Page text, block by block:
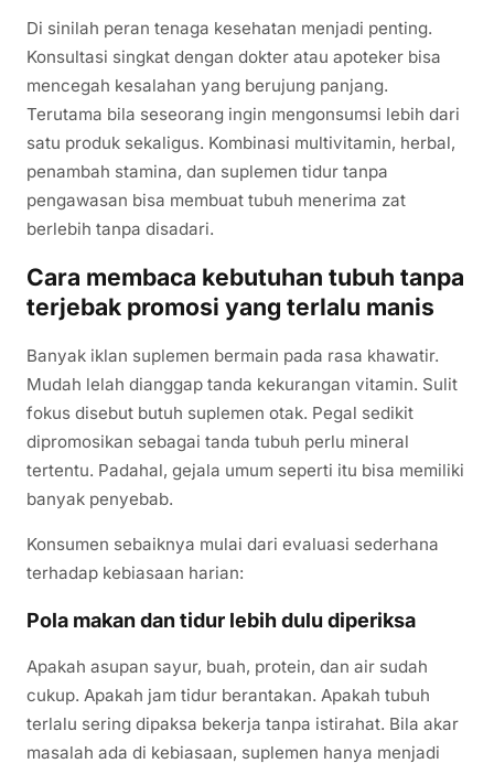
Di sinilah peran tenaga kesehatan menjadi penting.
Konsultasi singkat dengan dokter atau apoteker bisa
mencegah kesalahan yang berujung panjang.
Terutama bila seseorang ingin mengonsumsi lebih dari
satu produk sekaligus. Kombinasi multivitamin, herbal,
penambah stamina, dan suplemen tidur tanpa
pengawasan bisa membuat tubuh menerima zat
berlebih tanpa disadari.
Cara membaca kebutuhan tubuh tanpa
terjebak promosi yang terlalu manis
Banyak iklan suplemen bermain pada rasa khawatir.
Mudah lelah dianggap tanda kekurangan vitamin. Sulit
fokus disebut butuh suplemen otak. Pegal sedikit
dipromosikan sebagai tanda tubuh perlu mineral
tertentu. Padahal, gejala umum seperti itu bisa memiliki
banyak penyebab.
Konsumen sebaiknya mulai dari evaluasi sederhana
terhadap kebiasaan harian:
Pola makan dan tidur lebih dulu diperiksa
Apakah asupan sayur, buah, protein, dan air sudah
cukup. Apakah jam tidur berantakan. Apakah tubuh
terlalu sering dipaksa bekerja tanpa istirahat. Bila akar
masalah ada di kebiasaan, suplemen hanya menjadi